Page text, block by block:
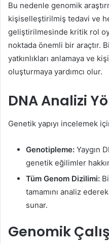
Bu nedenle genomik
kişiselleştirilmiş tedavi ve
geliştirilmesinde kritik rol
noktada önemli bir araçtır.
yatkınlıkları anlamaya ve
oluşturmaya yardımcı olur.
DNA Analizi
Genetik yapıyı incelemek
Genotipleme: Yaygın
genetik eğilimler
Tüm Genom Dizilimi:
tamamını analiz
sunar.
Genomik